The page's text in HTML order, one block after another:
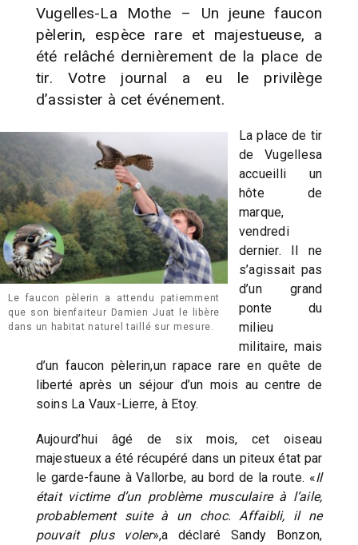
Vugelles-La Mothe – Un jeune faucon
pèlerin, espèce rare et majestueuse, a
été relâché dernièrement de la place de
tir. Votre journal a eu le privilège
d’assister à cet événement.
Le faucon pèlerin a attendu patiemment
que son bienfaiteur Damien Juat le libère
dans un habitat naturel taillé sur mesure.
La place de tir
de Vugellesa
accueilli un
hôte de
marque,
vendredi
dernier. Il ne
s’agissait pas
d’un grand
ponte du
milieu
militaire, mais
d’un faucon pèlerin,un rapace rare en quête de
liberté après un séjour d’un mois au centre de
soins La Vaux-Lierre, à Etoy.
Aujourd’hui âgé de six mois, cet oiseau
majestueux a été récupéré dans un piteux état par
le garde-faune à Vallorbe, au bord de la route. «Il
était victime d’un problème musculaire à l’aile,
probablement suite à un choc. Affaibli, il ne
pouvait plus voler»,a déclaré Sandy Bonzon,